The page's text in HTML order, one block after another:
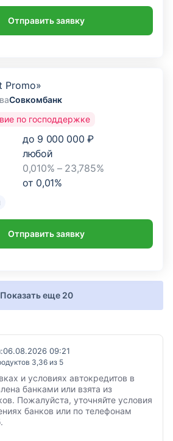
Отправить заявку
Promo»
Совкомбанк
до 9 000 000 ₽
любой
0,010% – 23,785%
от 0,01%
по господдержке
Отправить заявку
Показать еще 20
06.08.2026 09:21
3,36 из 5
и условиях автокредитов в
банками или взята из
Пожалуйста, уточняйте условия
банков или по телефонам